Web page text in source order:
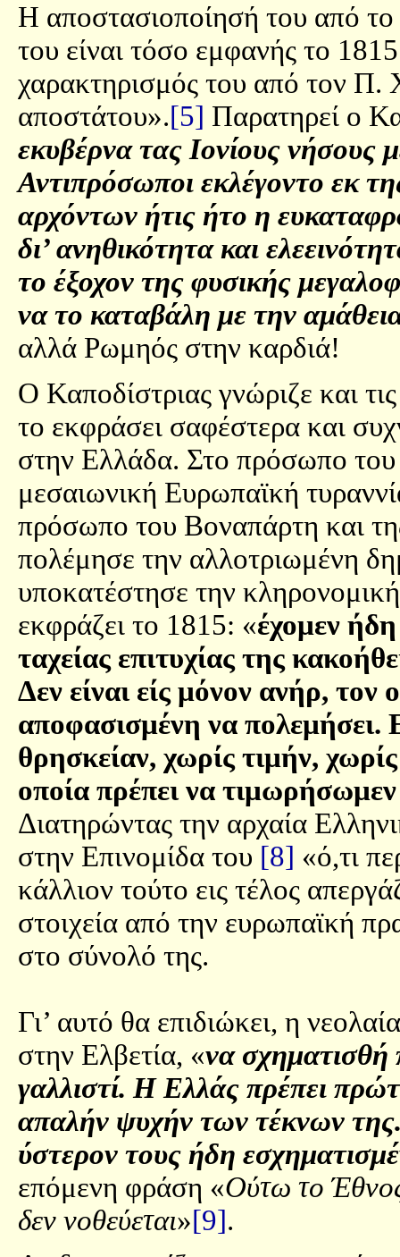
Η αποστασιοποίησή του από το
του είναι τόσο εμφανής το
χαρακτηρισμός του από τον Π.
αποστάτου».[5] Παρατηρεί ο
εκυβέρνα τας Ιονίους νήσους
Αντιπρόσωποι εκλέγοντο εκ
αρχόντων ήτις ήτο η
δι’ ανηθικότητα και
το έξοχον της φυσικής
να το καταβάλη με την
αλλά Ρωμηός στην καρδιά!
Ο Καποδίστριας γνώριζε και
το εκφράσει σαφέστερα και
στην Ελλάδα. Στο πρόσωπο του
μεσαιωνική Ευρωπαϊκή
πρόσωπο του Βοναπάρτη και
πολέμησε την αλλοτριωμένη
υποκατέστησε την
εκφράζει το 1815: «έχομεν ήδη
ταχείας επιτυχίας της
Δεν είναι είς μόνον ανήρ,
αποφασισμένη να πολεμήσει.
θρησκείαν, χωρίς τιμήν,
οποία πρέπει να
Διατηρώντας την αρχαία
στην Επινομίδα του [8] «ό,τι
κάλλιον τούτο εις τέλος
στοιχεία από την ευρωπαϊκή
στο σύνολό της.
Γι’ αυτό θα επιδιώκει, η
στην Ελβετία, «να σχηματισθή
γαλλιστί. Η Ελλάς πρέπει
απαλήν ψυχήν των τέκνων
ύστερον τους ήδη
επόμενη φράση «Ούτω το Έθνος
δεν νοθεύεται»[9].